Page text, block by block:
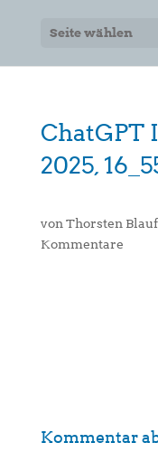
Seite wählen
ChatGPT
2025,
von Thorsten
Kommentare
Kommentar